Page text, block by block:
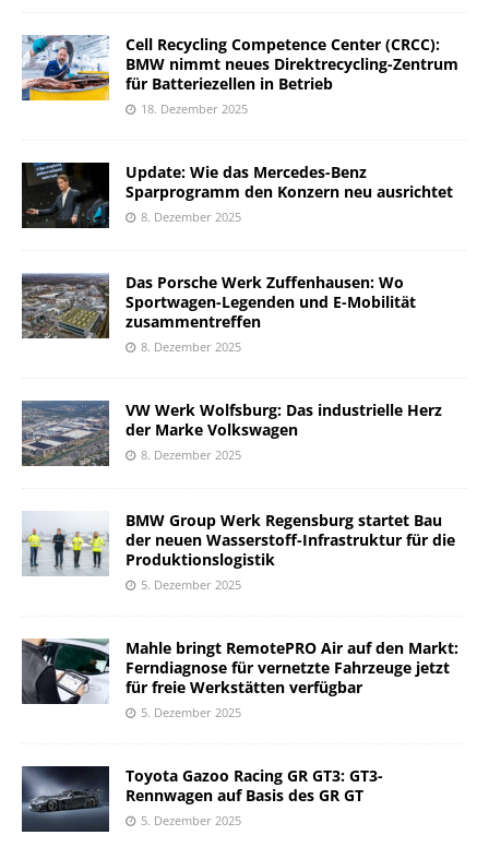
Cell Recycling Competence Center (CRCC):
BMW nimmt neues Direktrecycling-Zentrum
für Batteriezellen in Betrieb
18. Dezember 2025
Update: Wie das Mercedes-Benz
Sparprogramm den Konzern neu ausrichtet
8. Dezember 2025
Das Porsche Werk Zuffenhausen: Wo
Sportwagen-Legenden und E-Mobilität
zusammentreffen
8. Dezember 2025
VW Werk Wolfsburg: Das industrielle Herz
der Marke Volkswagen
8. Dezember 2025
BMW Group Werk Regensburg startet Bau
der neuen Wasserstoff-Infrastruktur für die
Produktionslogistik
5. Dezember 2025
Mahle bringt RemotePRO Air auf den Markt:
Ferndiagnose für vernetzte Fahrzeuge jetzt
für freie Werkstätten verfügbar
5. Dezember 2025
Toyota Gazoo Racing GR GT3: GT3-
Rennwagen auf Basis des GR GT
5. Dezember 2025